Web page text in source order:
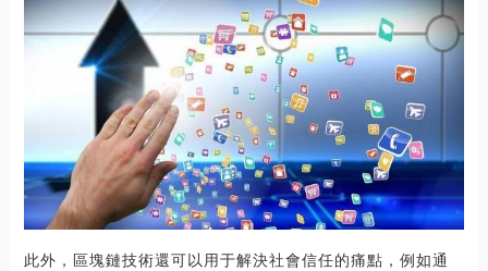
此外，區塊鏈技術還可以用于解決社會信任的痛點，例如通